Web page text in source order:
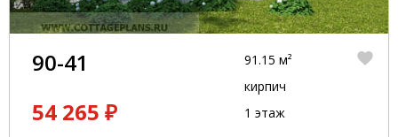
90-41
54 265 ₽
91.15 м²
кирпич
1 этаж